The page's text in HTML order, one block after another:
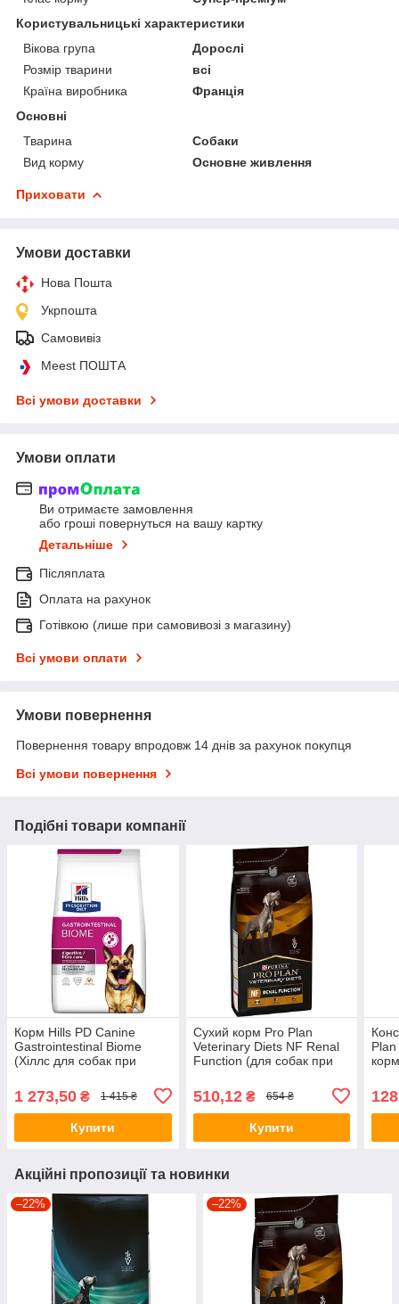
Користувальницькі характеристики
Вікова група
Дорослі
Розмір тварини
всі
Країна виробника
Франція
Основні
Тварина
Собаки
Вид корму
Основне живлення
Приховати
Умови доставки
Нова Пошта
Укрпошта
Самовивіз
Meest ПОШТА
Всі умови доставки
Умови оплати
Ви отримаєте замовлення
або гроші повернуться на вашу картку
Детальніше
Післяплата
Оплата на рахунок
Готівкою (лише при самовивозі з магазину)
Всі умови оплати
Умови повернення
Повернення товару впродовж 14 днів за рахунок покупця
Всі умови повернення
Подібні товари компанії
Корм Hills PD Canine
Gastrointestinal Biome
(Хіллс для собак при
травлення) 1,5кг
1 273,50 ₴ 1 415 ₴
Купити
Сухий корм Pro Plan
Veterinary Diets NF Renal
Function (для собак при
1.5кг
510,12₴ 654 ₴
Купити
Акційні пропозиції та новинки
–22% –22%